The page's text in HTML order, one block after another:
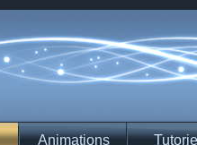
Animations